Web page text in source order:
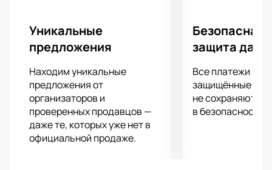
Где пройдет событие?
Премьера пройдет на основной сцене театра по
адресу: Москва, ул. Тверская, д. 5/6. Архитектура
здания создает особую атмосферу для зрителей.
Театр Ермоловой известен современными
проектами и артистами.
Где и как купить билеты на спектакль
Уникальные
предложения
Находим уникальные
предложения от
организаторов и
проверенных продавцов —
даже те, которых уже нет в
официальной продаже.
Безопасная
защита
Все платежи
защищённые
не сохраняются
в безопасности.